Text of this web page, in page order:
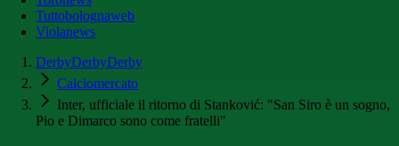
Tuttobolognaweb
Violanews
DerbyDerbyDerby
Calciomercato
Inter, ufficiale il ritorno di Stanković: "San Siro è un sogno,
Pio e Dimarco sono come fratelli"